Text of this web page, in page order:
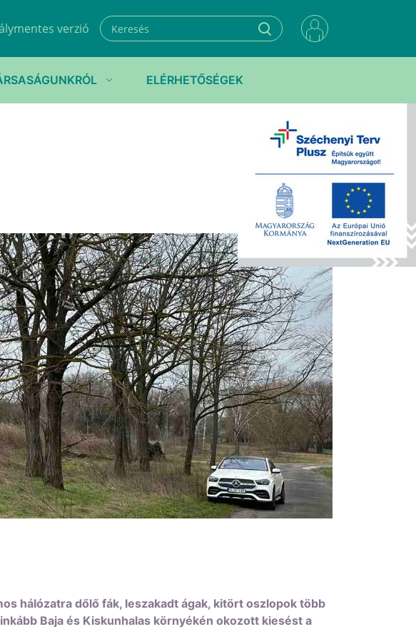
verzió
ELÉRHETŐSÉGEK
hálózatra dőlő fák, leszakadt ágak, kitört oszlopok több
Baja és Kiskunhalas környékén okozott kiesést a